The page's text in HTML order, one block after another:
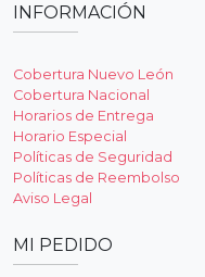
INFORMACIÓN
Cobertura Nuevo León
Cobertura Nacional
Horarios de Entrega
Horario Especial
Políticas de Seguridad
Políticas de Reembolso
Aviso Legal
MI PEDIDO